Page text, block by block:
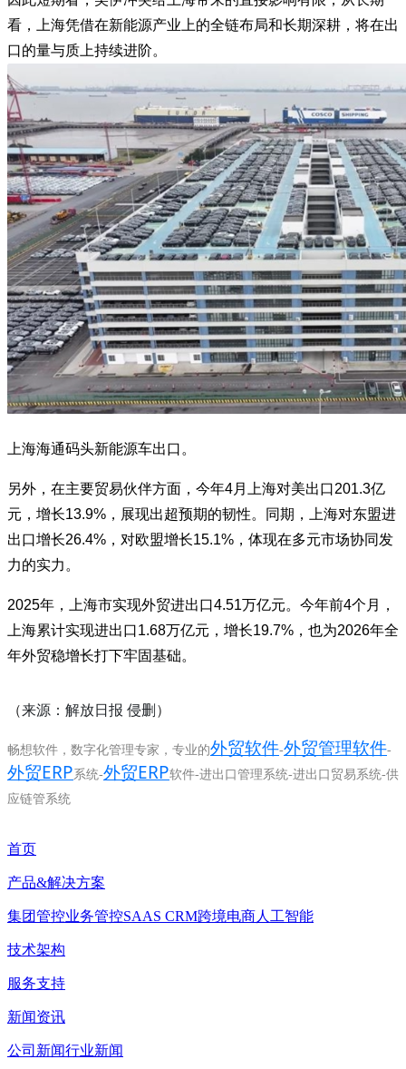
看，上海凭借在新能源产业上的全链布局和长期深耕，将在出
口的量与质上持续进阶。
上海海通码头新能源车出口。
另外，在主要贸易伙伴方面，今年4月上海对美出口201.3亿
元，增长13.9% ，展现出超预期的韧性。同期，上海对东盟进
出口增长26.4% ，对欧盟增长15.1% ，体现在多元市场协同发
力的实力。
2025年，上海市实现外贸进出口4.51万亿元。今年前4个月，
上海累计实现进出口1.68万亿元，增长19.7% ，也为2026年全
年外贸稳增长打下牢固基础。
（来源：解放日报 侵删）
畅想软件，数字化管理专家，专业的外贸软件-外贸管理软件-
外贸ERP 系统-外贸ERP软件-进出口管理系统-进出口贸易系统-供
应链管系统
首页
产品&解决方案
集团管控业务管控SAAS CRM跨境电商人工智能
技术架构
服务支持
新闻资讯
公司新闻行业新闻